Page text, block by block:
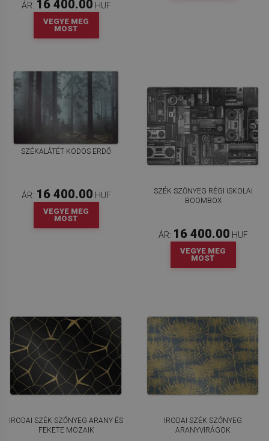
ÁR: 16 400.00 HUF
VEGYE MEG
MOST
SZÉKALÁTÉT KÖDÖS ERDŐ
ÁR: 16 400.00 HUF
VEGYE MEG
MOST
SZÉK SZŐNYEG RÉGI ISKOLAI
BOOMBOX
ÁR: 16 400.00 HUF
VEGYE MEG
MOST
IRODAI SZÉK SZŐNYEG ARANY ÉS
FEKETE MOZAIK
IRODAI SZÉK SZŐNYEG
ARANYVIRÁGOK